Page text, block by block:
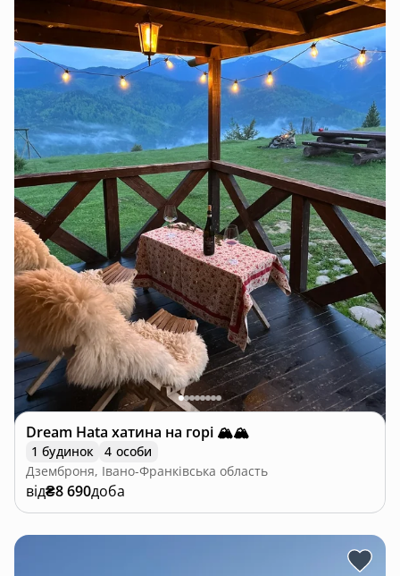
Dream Hata хатина на горі 🏔️🏔️
1 будинок
4 особи
Дземброня, Івано-Франківська область
від₴8 690доба